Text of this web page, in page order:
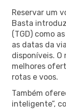
Reservar um
Basta
(TGD) como
as datas da
disponíveis.
melhores
rotas e voos.
Também
inteligente”,